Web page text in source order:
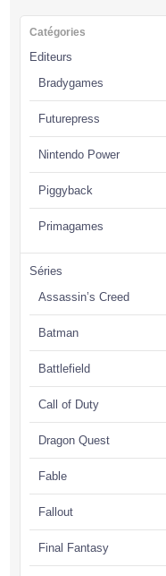
Catégories
Editeurs
Bradygames
Futurepress
Nintendo Power
Piggyback
Primagames
Séries
Assassin’s Creed
Batman
Battlefield
Call of Duty
Dragon Quest
Fable
Fallout
Final Fantasy